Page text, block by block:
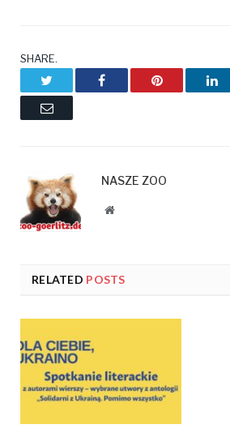
SHARE.
TwitterFacebook
Email
NASZE ZOO
Website
RELATED POSTS